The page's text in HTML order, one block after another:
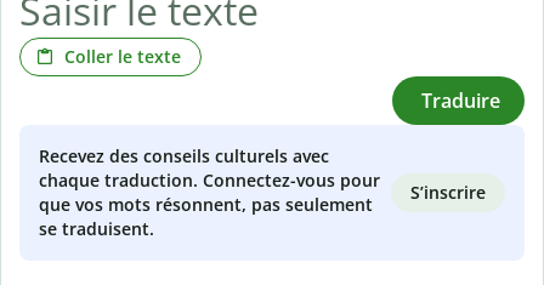
Coller le texte
Traduire
Recevez des conseils culturels avec
chaque traduction. Connectez-vous pour
que vos mots résonnent, pas seulement
se traduisent.
S’inscrire